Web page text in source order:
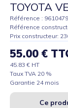
TOYOTA
Référence :
Référence
Prix constructeur:
55.00 €
45.83 € HT
Taux TVA 20 %
Garantie 24 mois
Ce